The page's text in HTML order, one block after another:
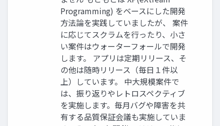
Programming) をベースにした開発
方法論を実践していましたが、 案件
に応じてスクラムを行ったり、小さ
い案件はウォーターフォールで開発
します。 アプリは定期リリース、そ
の他は随時リリース（毎日１件以
上）しています。 中大規模案件で
は、振り返りやレトロスペクティブ
を実施します。毎月バグや障害を共
有する品質保証会議も実施していま